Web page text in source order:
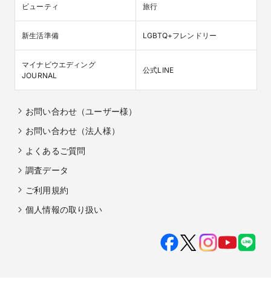
ビューティ 旅行
新生活準備 LGBTQ+フレンドリー
マイナビウエディング
JOURNAL
公式LINE
お問い合わせ（ユーザー様）
お問い合わせ（法人様）
よくあるご質問
調査データ
ご利用規約
個人情報の取り扱い